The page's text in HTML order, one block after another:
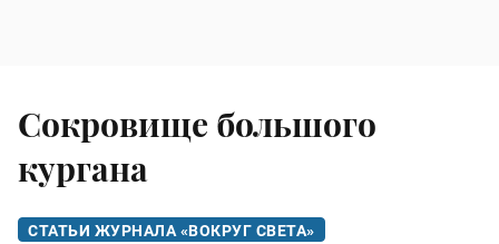
Сокровище большого
кургана
СТАТЬИ ЖУРНАЛА «ВОКРУГ СВЕТА»